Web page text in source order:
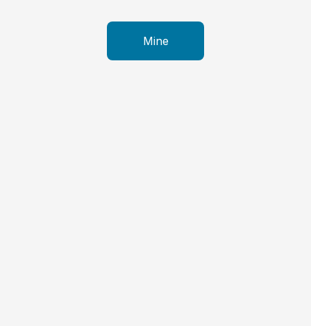
Mine